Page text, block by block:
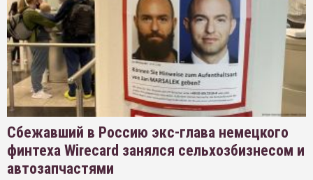
Сбежавший в Россию экс-глава немецкого
финтеха Wirecard занялся сельхозбизнесом и
автозапчастями